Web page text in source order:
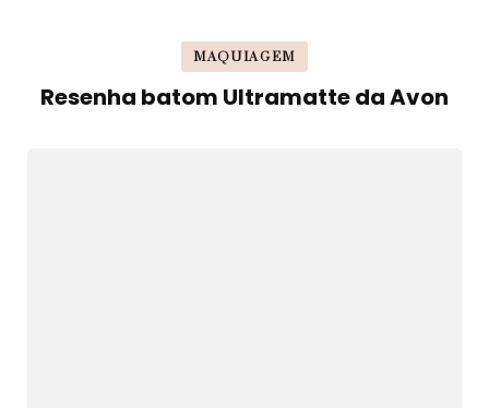
MAQUIAGEM
Resenha batom Ultramatte da Avon